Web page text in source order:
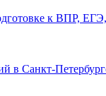
к ВПР,
в Санкт-